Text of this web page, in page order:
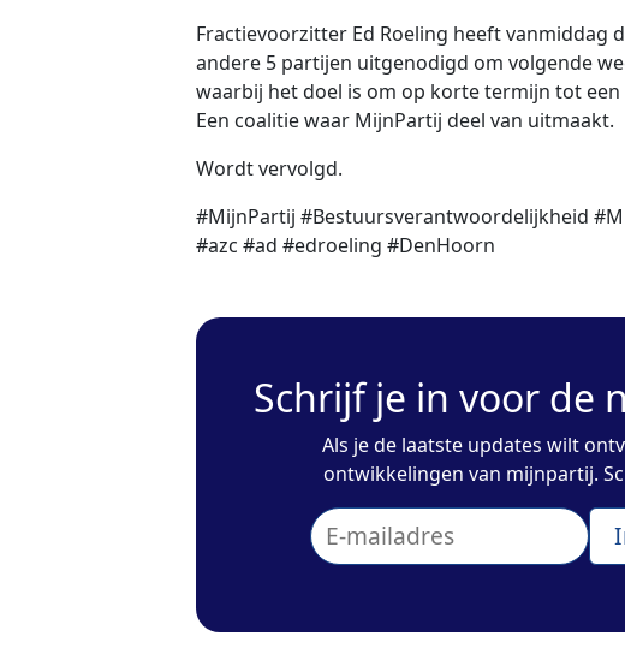
Fractievoorzitter Ed Roeling heeft vanmiddag
andere 5 partijen uitgenodigd om volgende
waarbij het doel is om op korte termijn tot
Een coalitie waar MijnPartij deel van uitmaakt.
Wordt vervolgd.
#MijnPartij #Bestuursverantwoordelijkheid
#azc #ad #edroeling #DenHoorn
Schrijf je in voor de
Als je de laatste updates wilt
ontwikkelingen van mijnpartij.